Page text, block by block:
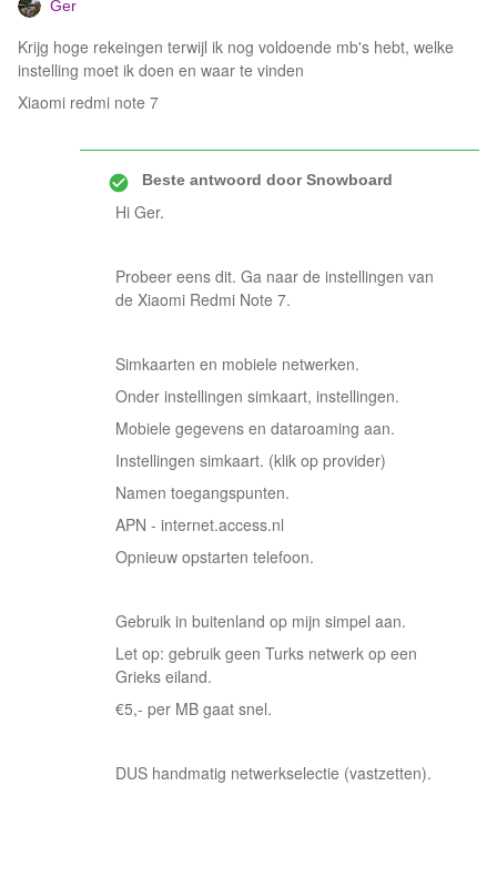
Ger
Krijg hoge rekeingen terwijl ik nog voldoende mb's hebt, welke
instelling moet ik doen en waar te vinden
Xiaomi redmi note 7
Beste antwoord doorSnowboard
Hi Ger.
Probeer eens dit. Ga naar de instellingen van
de Xiaomi Redmi Note 7.
Simkaarten en mobiele netwerken.
Onder instellingen simkaart, instellingen.
Mobiele gegevens en dataroaming aan.
Instellingen simkaart. (klik op provider)
Namen toegangspunten.
APN - internet.access.nl
Opnieuw opstarten telefoon.
Gebruik in buitenland op mijn simpel aan.
Let op: gebruik geen Turks netwerk op een
Grieks eiland.
€5,- per MB gaat snel.
DUS handmatig netwerkselectie (vastzetten).